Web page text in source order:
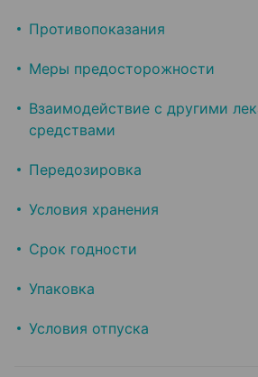
Противопоказания
Меры предосторожности
Взаимодействие с другими
средствами
Передозировка
Условия хранения
Срок годности
Упаковка
Условия отпуска